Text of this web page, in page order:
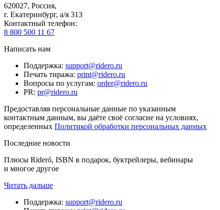
620027, Россия,
г. Екатеринбург, а/я 313
Контактный телефон:
8 800 500 11 67
Написать нам
Поддержка: support@ridero.ru
Печать тиража: print@ridero.ru
Вопросы по услугам: order@ridero.ru
PR: pr@ridero.ru
Предоставляя персональные данные по указанным
контактным данным, вы даёте своё согласие на условиях,
определенных Политикой обработки персональных данных
Последние новости
Плюсы Rideró, ISBN в подарок, буктрейлеры, вебинары
и многое другое
Читать дальше
Поддержка: support@ridero.ru